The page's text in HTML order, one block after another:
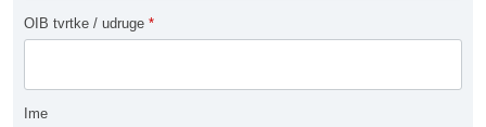
OIB tvrtke / udruge *
Ime